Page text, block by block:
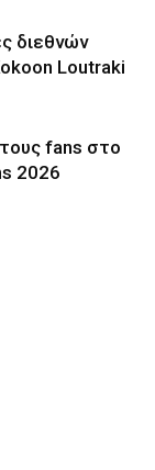
διεθνών
Loutraki
fans στο
2026